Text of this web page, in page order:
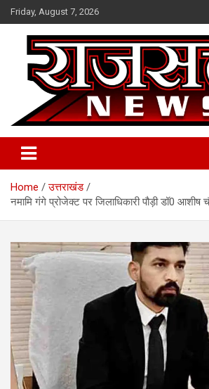
Skip
to
content
Friday, August 7, 2026
Raj Satta News
Home
उत्तराखंड
नमामि गंगे प्रोजेक्ट पर जिलाधिकारी पौड़ी डॉ0 आशीष